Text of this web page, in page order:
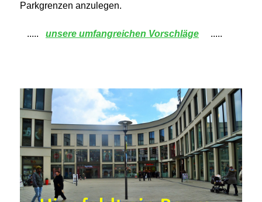
Parkgrenzen anzulegen.
..... unsere umfangreichen Vorschläge .....